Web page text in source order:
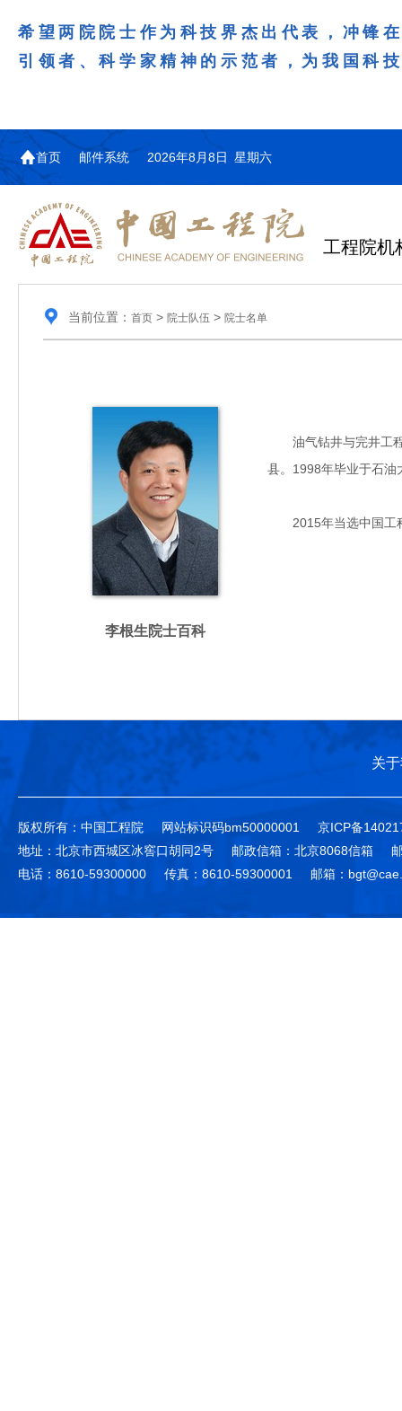
希望两院院士作为科技界杰出代表，冲锋
引领者、科学家精神的示范者，为我国科
首页 邮件系统 2026年8月8日 星期六
工程院机
当前位置： 首页> 院士队伍 > 院士名单
李根生院士百科
油气钻井与完井工程
县。1998年毕业于石油
2015年当选中国工
关
版权所有：中国工程院 网站标识码bm50000001
京ICP备
地址：北京市西城区冰窖口胡同2号
邮政信箱：北京8068信箱
电话：8610-59300000
传真：8610-59300001 邮箱：